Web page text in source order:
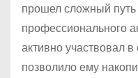
прошел сложный путь
профессионального
активно участвовал в
позволило ему